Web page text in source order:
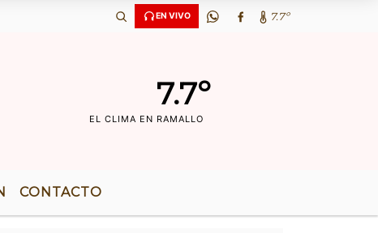
DE RADIO | EN VIVO 7.7º
7.7º
EL CLIMA EN RAMALLO
CONTACTO